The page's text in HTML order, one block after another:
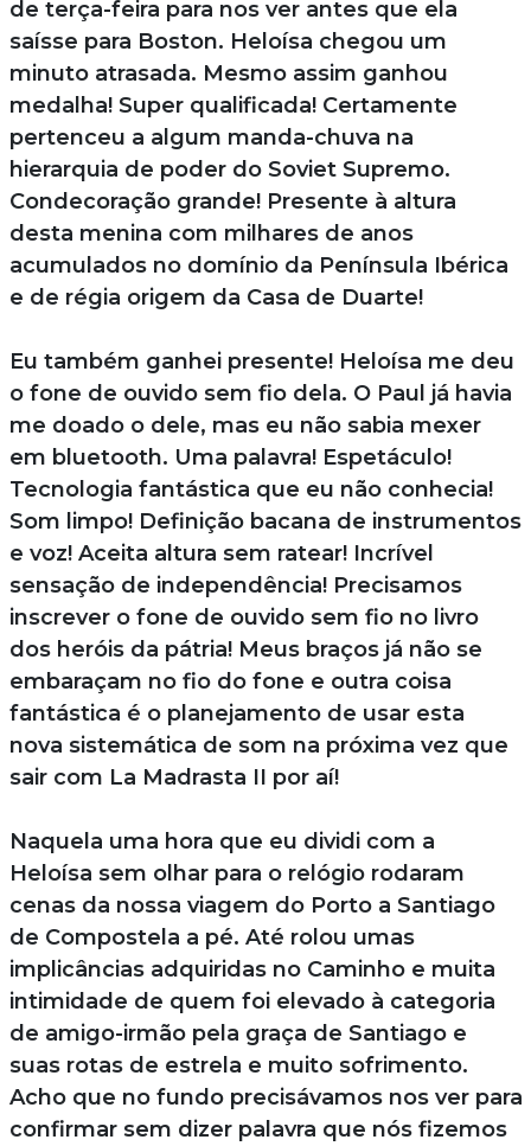
de terça-feira para nos ver antes que ela
saísse para Boston. Heloísa chegou um
minuto atrasada. Mesmo assim ganhou
medalha! Super qualificada! Certamente
pertenceu a algum manda-chuva na
hierarquia de poder do Soviet Supremo.
Condecoração grande! Presente à altura
desta menina com milhares de anos
acumulados no domínio da Península Ibérica
e de régia origem da Casa de Duarte!
Eu também ganhei presente! Heloísa me deu
o fone de ouvido sem fio dela. O Paul já havia
me doado o dele, mas eu não sabia mexer
em bluetooth. Uma palavra! Espetáculo!
Tecnologia fantástica que eu não conhecia!
Som limpo! Definição bacana de instrumentos
e voz! Aceita altura sem ratear! Incrível
sensação de independência! Precisamos
inscrever o fone de ouvido sem fio no livro
dos heróis da pátria! Meus braços já não se
embaraçam no fio do fone e outra coisa
fantástica é o planejamento de usar esta
nova sistemática de som na próxima vez que
sair com La Madrasta II por aí!
Naquela uma hora que eu dividi com a
Heloísa sem olhar para o relógio rodaram
cenas da nossa viagem do Porto a Santiago
de Compostela a pé. Até rolou umas
implicâncias adquiridas no Caminho e muita
intimidade de quem foi elevado à categoria
de amigo-irmão pela graça de Santiago e
suas rotas de estrela e muito sofrimento.
Acho que no fundo precisávamos nos ver para
confirmar sem dizer palavra que nós fizemos